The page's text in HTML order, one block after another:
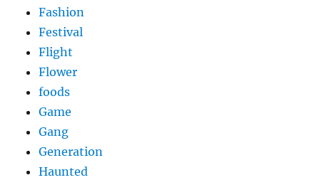
Fashion
Festival
Flight
Flower
foods
Game
Gang
Generation
Haunted